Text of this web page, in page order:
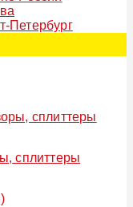
Петербург
сплиттеры
сплиттеры